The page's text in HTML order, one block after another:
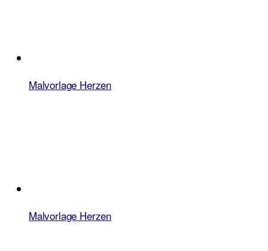
Malvorlage Herzen
Malvorlage Herzen